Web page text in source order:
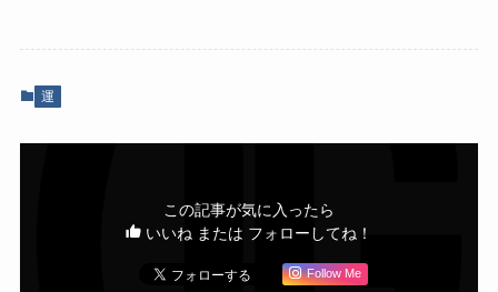
運
この記事が気に入ったら
いいね または フォローしてね！
Follow Me